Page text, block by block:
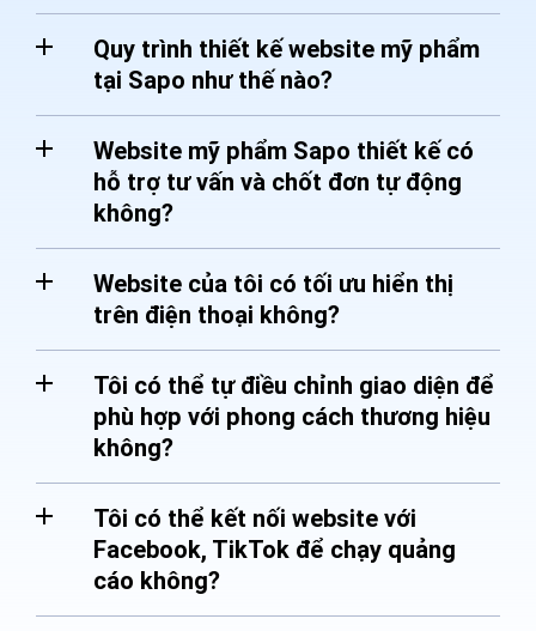
Quy trình thiết kế website mỹ phẩm
tại Sapo như thế nào?
Website mỹ phẩm Sapo thiết kế có
hỗ trợ tư vấn và chốt đơn tự động
không?
Website của tôi có tối ưu hiển thị
trên điện thoại không?
Tôi có thể tự điều chỉnh giao diện để
phù hợp với phong cách thương hiệu
không?
Tôi có thể kết nối website với
Facebook, TikTok để chạy quảng
cáo không?